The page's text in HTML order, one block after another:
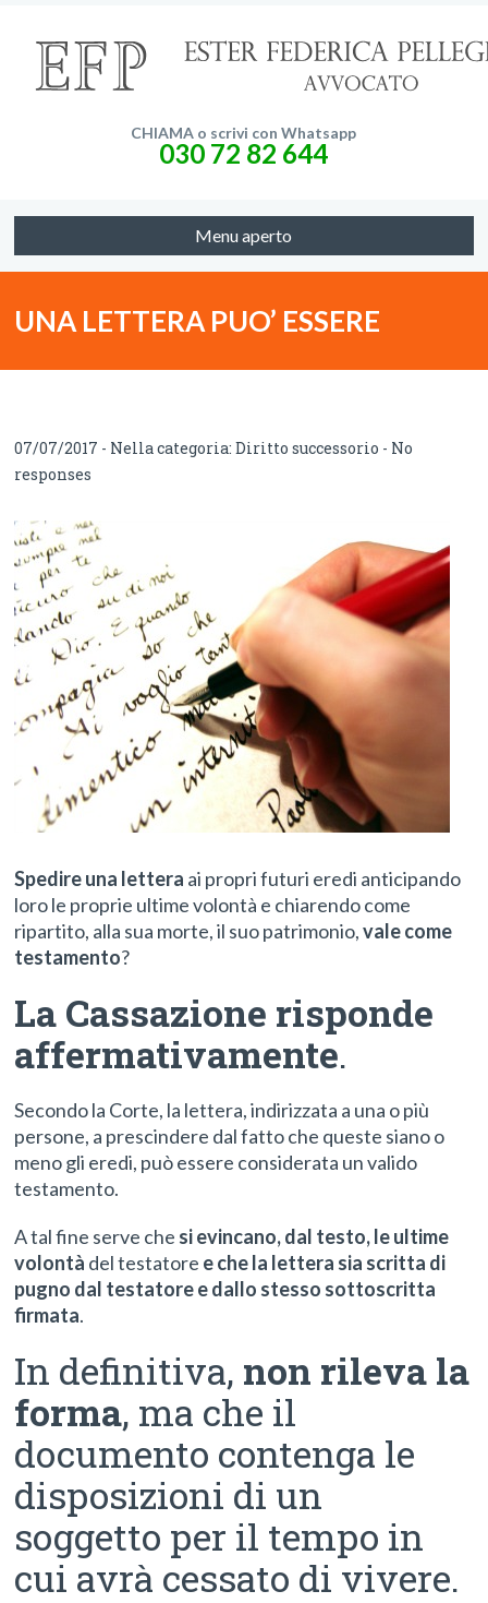
CHIAMA o scrivi con Whatsapp
030 72 82 644
Menu aperto
UNA LETTERA PUO’ ESSERE
07/07/2017 - Nella categoria:Diritto successorio - No
responses
Spedire una lettera ai propri futuri eredi anticipando
loro le proprie ultime volontà e chiarendo come
ripartito, alla sua morte, il suo patrimonio,vale come
testamento?
La Cassazione risponde
affermativamente.
Secondo la Corte, la lettera, indirizzata a una o più
persone, a prescindere dal fatto che queste siano o
meno gli eredi, può essere considerata un valido
testamento.
A tal fine serve che si evincano, dal testo, le ultime
volontà del testatore eche la lettera sia scritta di
pugno dal testatore e dallo stesso sottoscritta
firmata.
In definitiva, non rileva la
forma, ma che il
documento contenga le
disposizioni di un
soggetto per il tempo in
cui avrà cessato di vivere.